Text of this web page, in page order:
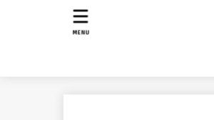
MENU